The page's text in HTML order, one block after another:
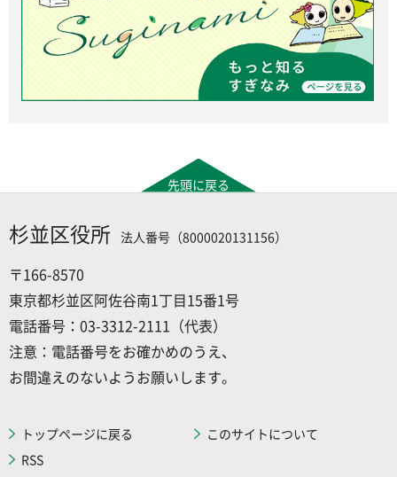
先頭に戻る
杉並区役所 法人番号（8000020131156）
〒166-8570
東京都杉並区阿佐谷南1丁目15番1号
電話番号：03-3312-2111（代表）
注意：電話番号をお確かめのうえ、
お間違えのないようお願いします。
トップページに戻る
このサイトについて
RSS